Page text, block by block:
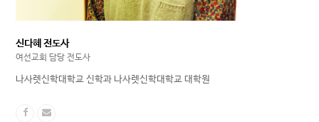
신다혜 전도사
여선교회 담당 전도사
나사렛신학대학교 신학과 나사렛신학대학교 대학원